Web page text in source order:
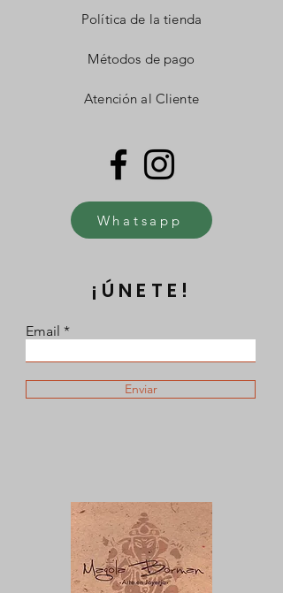
Política de la tienda
Métodos de pago
Atención al Cliente
Whatsapp
¡ÚNETE!
Email
Enviar